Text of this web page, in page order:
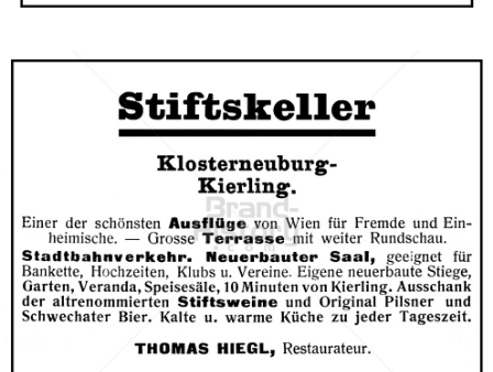
Bild-ID: 66802
Stift Klosterneuburg Stift Klosterneuburg 1910